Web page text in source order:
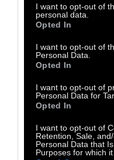
I want to opt-out of
personal data.
Opted In
I want to opt-out of
Personal Data.
Opted In
I want to opt-out of
Personal Data for
Opted In
I want to opt-out of
Retention, Sale,
Personal Data that
Purposes for which it
μισθολογικό
«Κάθε
Ευρώπη θα πρέπει
προς το ζην. Η
αξιοπρέπεια, τη
οικονομική τους
εφαρμοστεί με
παραδόσεων, της